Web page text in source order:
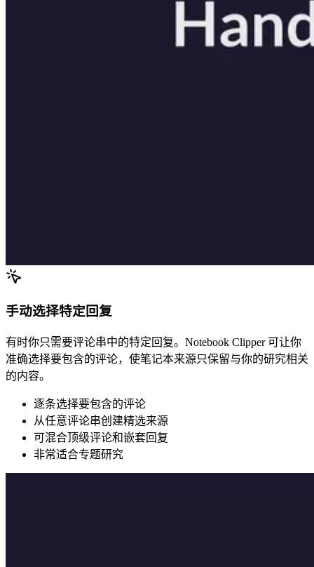
手动选择特定回复
有时你只需要评论串中的特定回复。Notebook Clipper 可让你
准确选择要包含的评论，使笔记本来源只保留与你的研究相关
的内容。
逐条选择要包含的评论
从任意评论串创建精选来源
可混合顶级评论和嵌套回复
非常适合专题研究